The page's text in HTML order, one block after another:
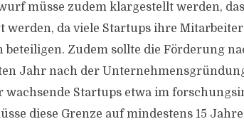
müsse zudem klargestellt werden,
werden, da viele Startups ihre Mitarbeiter
beteiligen. Zudem sollte die Förderung
Jahr nach der
wachsende Startups etwa im
diese Grenze auf mindestens 15